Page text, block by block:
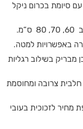
מצינור מתכת 50 מ”מ עם סיומת בכרום ניקל
באפשרויות למטה.
בשילוב רגליות
צרובה ומחוסמת
מחיר לזכוכית בעובי